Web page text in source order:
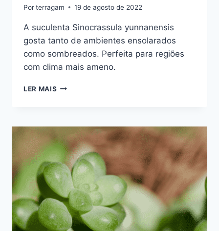
Porterragam 19 de agosto de 2022
A suculenta Sinocrassula yunnanensis
gosta tanto de ambientes ensolarados
como sombreados. Perfeita para regiões
com clima mais ameno.
LER MAIS SINOCRASSULA
SUCULENTA
JADE
CHINÊS